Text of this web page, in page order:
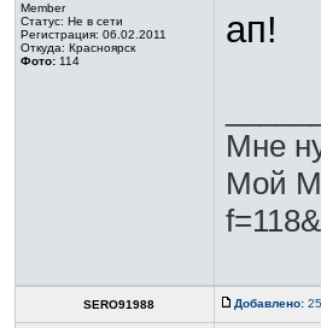
Member
Статус: Не в сети
Регистрация: 06.02.2011
Откуда: Красноярск
Фото: 114
ап!
Мне
Мой
SERO91988 Добавлено: